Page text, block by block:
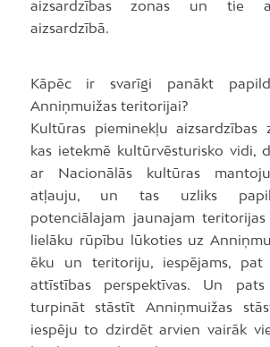
aizsardzības zonas un tie
aizsardzībā.
Kāpēc ir svarīgi panākt
Anniņmuižas teritorijai?
Kultūras pieminekļu aizsardzības
kas ietekmē kultūrvēsturisko vidi,
ar Nacionālās kultūras
atļauju, un tas uzliks
potenciālajam jaunajam
lielāku rūpību lūkoties uz
ēku un teritoriju, iespējams, pat
attīstības perspektīvas. Un pats
turpināt stāstīt Anniņmuižas
iespēju to dzirdēt arvien vairāk